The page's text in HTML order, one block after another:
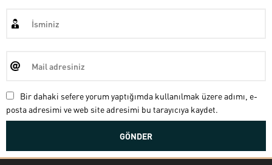
Bir dahaki sefere yorum yaptığımda kullanılmak üzere adımı, e-
posta adresimi ve web site adresimi bu tarayıcıya kaydet.